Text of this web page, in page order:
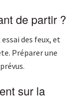
de partir ?
des feux, et
Préparer une
sur la